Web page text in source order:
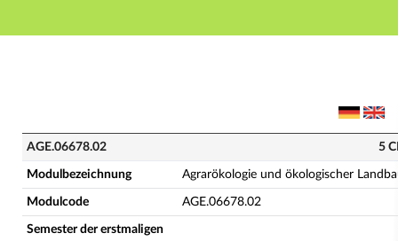
Hauptnavigation
AGE.06678.02 - Agrarökologie und ökologischer
AGE.06678.02 5
Modulbezeichnung Agrarökologie und ökologischer
Modulcode AGE.06678.02
Semester der erstmaligen